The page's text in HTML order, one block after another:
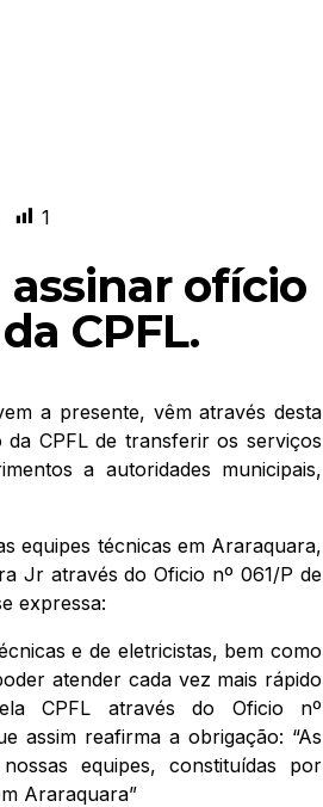
1
ofício
CPFL.
a presente, vêm através desta
CPFL de transferir os serviços
a autoridades municipais,
equipes técnicas em Araraquara,
Jr através do Oficio nº 061/P de
expressa:
e de eletricistas, bem como
atender cada vez mais rápido
CPFL através do Oficio nº
assim reafirma a obrigação: “As
equipes, constituídas por
Araraquara”